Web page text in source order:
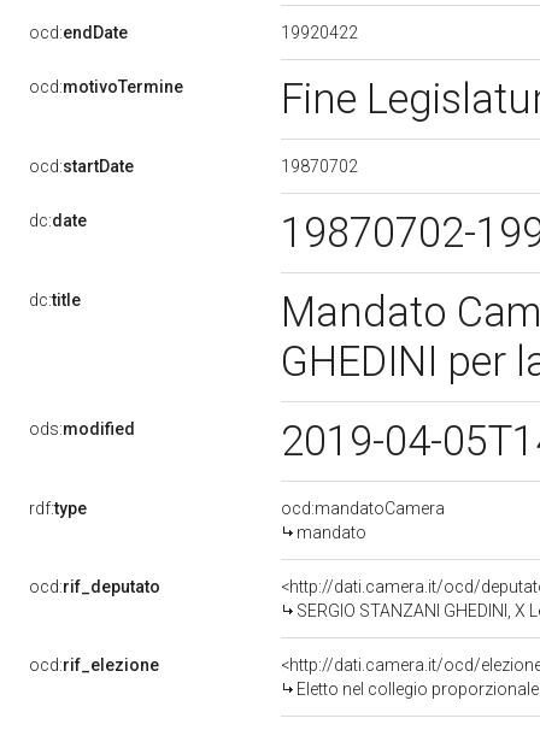
ocd:endDate 19920422
ocd:motivoTermine Fine
ocd:startDate 19870702
dc:date 19870702-
dc:title
Mandato
GHEDINI per
ods:modified 2019-04-
rdf:type
ocd:mandatoCamera
mandato
ocd:rif_deputato
<http://dati.camera.it/ocd/
SERGIO STANZANI GHEDINI,
ocd:rif_elezione
<http://dati.camera.it/ocd/
Eletto nel collegio proporzionale